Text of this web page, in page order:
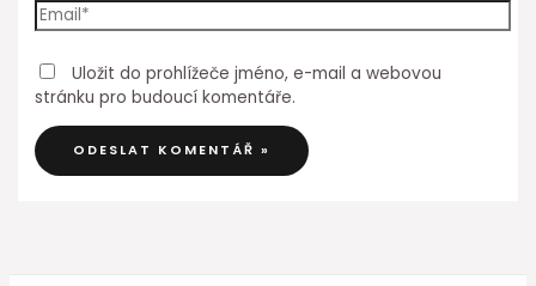
Uložit do prohlížeče jméno, e-mail a webovou
stránku pro budoucí komentáře.